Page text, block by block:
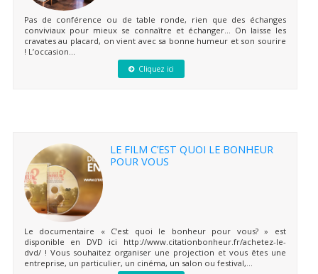
Pas de conférence ou de table ronde, rien que des échanges
conviviaux pour mieux se connaître et échanger… On laisse les
cravates au placard, on vient avec sa bonne humeur et son sourire
! L’occasion...
Cliquez ici
LE FILM C’EST QUOI LE BONHEUR
POUR VOUS
Le documentaire « C’est quoi le bonheur pour vous? » est
disponible en DVD ici http://www.citationbonheur.fr/achetez-le-
dvd/ ! Vous souhaitez organiser une projection et vous êtes une
entreprise, un particulier, un cinéma, un salon ou festival,...